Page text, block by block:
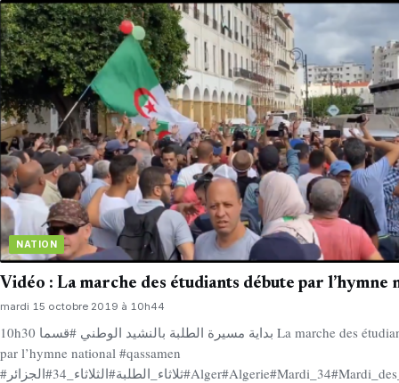
NATION
Vidéo : La marche des étudiants débute par l’hymne
mardi 15 octobre 2019 à 10h44
10h30 بداية مسيرة الطلبة بالنشيد الوطني #قسما La marche des étudiants débute
par l’hymne national #qassamen
#ثلاثاء_الطلبة#الثلاثاء_34#الجزائر#Alger#Algerie#Mardi_34#Mardi_des_Etudiants